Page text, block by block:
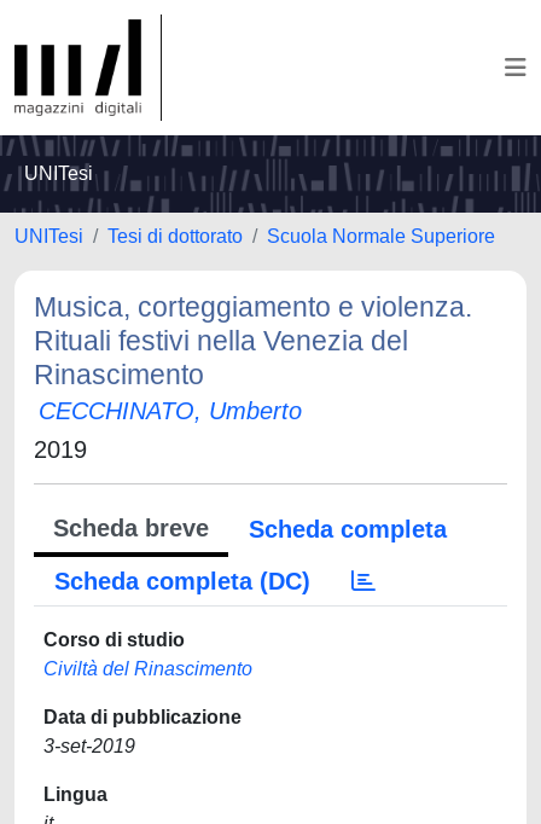
UNITesi
UNITesi Tesi di dottorato Scuola Normale Superiore
Musica, corteggiamento e violenza.
Rituali festivi nella Venezia del
Rinascimento
CECCHINATO, Umberto
2019
Scheda breve
Scheda completa
Scheda completa (DC)
Corso di studio
Civiltà del Rinascimento
Data di pubblicazione
3-set-2019
Lingua